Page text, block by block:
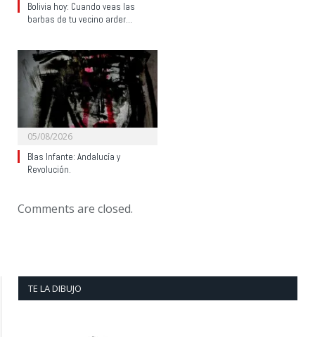
Bolivia hoy: Cuando veas las
barbas de tu vecino arder…
05/08/2026
Blas Infante: Andalucía y
Revolución.
Comments are closed.
TE LA DIBUJO